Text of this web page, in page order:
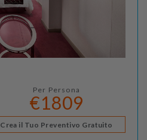
Per Persona
€1809
Crea il Tuo Preventivo Gratuito